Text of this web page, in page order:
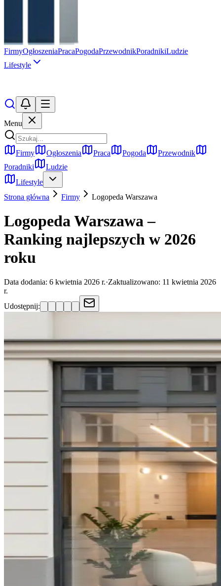
FirmyOgłoszeniaPracaPogodaPrzewodnikPoradnikiLudzie
Lifestyle
Menu
Firmy Ogłoszenia Praca Pogoda
Przewodnik
Poradniki
Ludzie
Lifestyle
Strona główna
Firmy Logopeda Warszawa
Logopeda Warszawa –
Ranking najlepszych w 2026
roku
Data dodania: 6 kwietnia 2026 r.·Zaktualizowano: 11 kwietnia 2026
r.
Udostępnij: